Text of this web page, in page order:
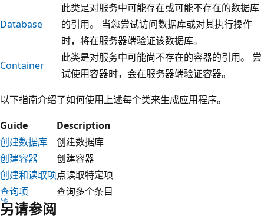
r
C
s
o
s
D
B
帐
户
Database
此类是对服务中可能存在或可能不存在的数据库
的引用。 当您尝试访问数据库或对其执行操作
时，将在服务器端验证该数据库。
Container
此类是对服务中可能尚不存在的容器的引用。 尝
试使用容器时，会在服务器端验证容器。
以下指南介绍了如何使用上述每个类来生成应用程序。
Guide
Description
创建数据库
创建数据库
创建容器
创建容器
创建和读取项点读取特定项
查询项
查询多个条目
另请参阅